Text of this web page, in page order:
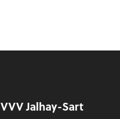
VVV Jalhay-Sart